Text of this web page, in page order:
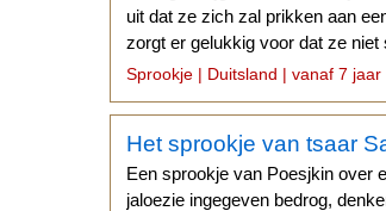
uit dat ze zich zal prikken aan
zorgt er gelukkig voor dat ze
gebeurt...
Sprookje | Duitsland | vanaf 7 jaar
Het sprookje van tsaar
Een sprookje van Poesjkin over
jaloezie ingegeven bedrog,